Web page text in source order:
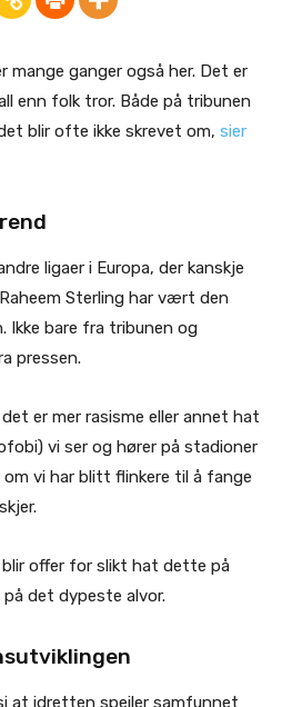
mange ganger også her. Det er
enn folk tror. Både på tribunen
blir ofte ikke skrevet om, sier
ligaer i Europa, der kanskje
Sterling har vært den
Ikke bare fra tribunen og
pressen.
er mer rasisme eller annet hat
vi ser og hører på stadioner
om vi har blitt flinkere til å fange
offer for slikt hat dette på
det dypeste alvor.
at idretten speiler samfunnet